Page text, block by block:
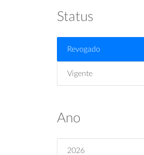
Status
Revogado
Vigente
Ano
2026